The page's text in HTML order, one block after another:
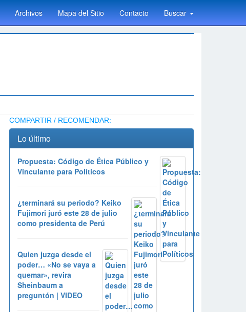
Archivos Mapa del Sitio Contacto Buscar
COMPARTIR / RECOMENDAR:
Lo último
Propuesta: Código de Ética Público y
Vinculante para Políticos
¿terminará su periodo? Keiko
Fujimori juró este 28 de julio
como presidenta de Perú
Quien juzga desde el
poder… «No se vaya a
quemar», revira
Sheinbaum a
preguntón | VIDEO